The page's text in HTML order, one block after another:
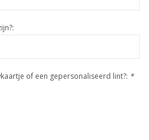
of een gepersonaliseerd lint?: *